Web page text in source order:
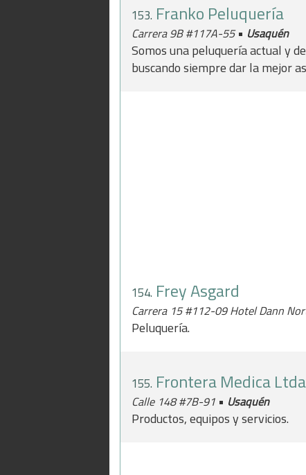
153. Franko Peluquería
Carrera 9B #117A-55• Usaquén
Somos una peluquería actual y
buscando siempre dar la mejor
154. Frey Asgard
Carrera 15 #112-09 Hotel Dann
Peluquería.
155. Frontera Medica Ltda
Calle 148 #7B-91 • Usaquén
Productos, equipos y servicios.